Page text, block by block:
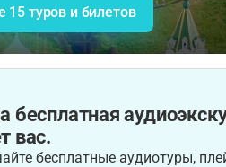
15 туров и билетов
бесплатная
вас.
бесплатные аудиотуры,